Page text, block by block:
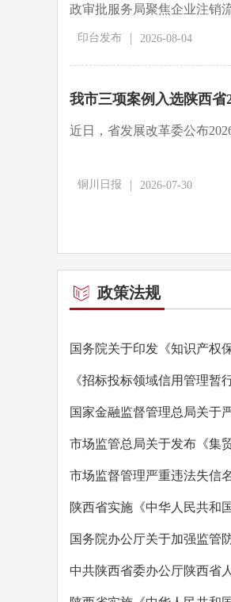
政审批服务局聚焦企业注销
配”快捷审批机制，精准破
印台发布 | 2026-08-04
我市三项案例入选陕西
近日，省发展改革委公布
铜川日报 | 2026-07-30
政策法规
市场监督管理严重违法失信